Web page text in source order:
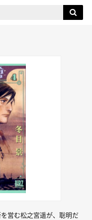
営む松之宮遥が、聡明だ